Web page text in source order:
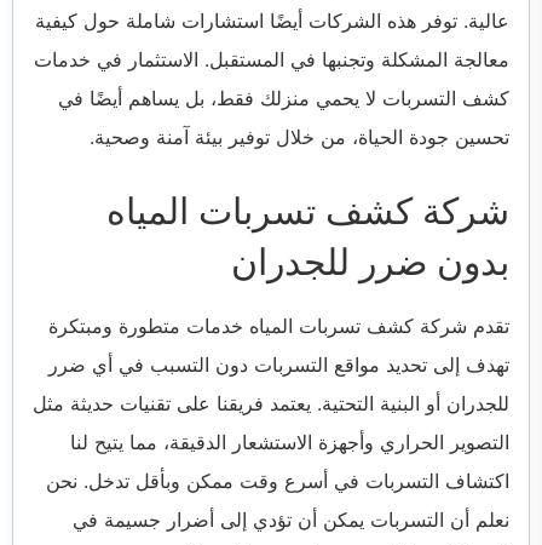
عالية. توفر هذه الشركات أيضًا استشارات شاملة حول كيفية
معالجة المشكلة وتجنبها في المستقبل. الاستثمار في خدمات
كشف التسربات لا يحمي منزلك فقط، بل يساهم أيضًا في
تحسين جودة الحياة، من خلال توفير بيئة آمنة وصحية.
شركة كشف تسربات المياه
بدون ضرر للجدران
تقدم شركة كشف تسربات المياه خدمات متطورة ومبتكرة
تهدف إلى تحديد مواقع التسربات دون التسبب في أي ضرر
للجدران أو البنية التحتية. يعتمد فريقنا على تقنيات حديثة مثل
التصوير الحراري وأجهزة الاستشعار الدقيقة، مما يتيح لنا
اكتشاف التسربات في أسرع وقت ممكن وبأقل تدخل. نحن
نعلم أن التسربات يمكن أن تؤدي إلى أضرار جسيمة في